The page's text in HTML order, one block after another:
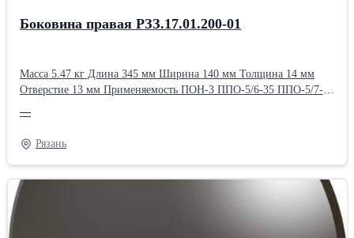
Боковина правая РЗЗ.17.01.200-01
Масса 5.47 кг Длина 345 мм Ширина 140 мм Толщина 14 мм
Отверстие 13 мм Применяемость ПОН-3 ППО-5/6-35 ППО-5/7-35
—
Рязань